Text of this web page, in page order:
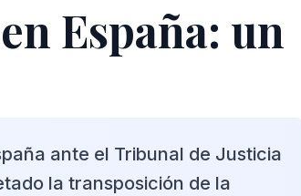
España: un
ante el Tribunal de Justicia
la transposición de la